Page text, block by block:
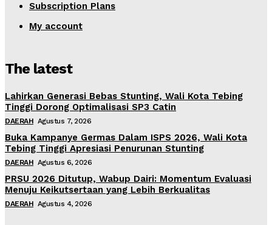
Subscription Plans
My account
The latest
Lahirkan Generasi Bebas Stunting, Wali Kota Tebing
Tinggi Dorong Optimalisasi SP3 Catin
DAERAH Agustus 7, 2026
Buka Kampanye Germas Dalam ISPS 2026, Wali Kota
Tebing Tinggi Apresiasi Penurunan Stunting
DAERAH Agustus 6, 2026
PRSU 2026 Ditutup, Wabup Dairi: Momentum Evaluasi
Menuju Keikutsertaan yang Lebih Berkualitas
DAERAH Agustus 4, 2026